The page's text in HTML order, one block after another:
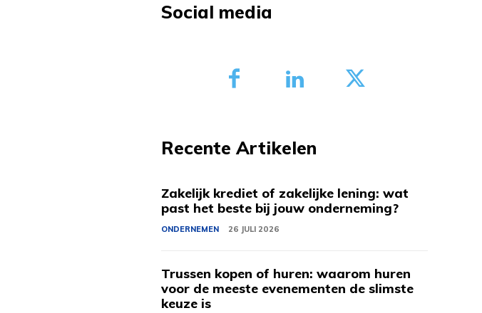
Social media
Recente Artikelen
Zakelijk krediet of zakelijke lening: wat
past het beste bij jouw onderneming?
ONDERNEMEN 26 JULI 2026
Trussen kopen of huren: waarom huren
voor de meeste evenementen de slimste
keuze is